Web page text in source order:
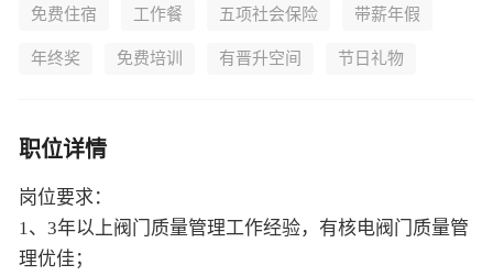
免费住宿 工作餐 五项社会保险 带薪年假
年终奖 免费培训 有晋升空间 节日礼物
职位详情
岗位要求：
1、3年以上阀门质量管理工作经验，有核电阀门质量管
理优佳；